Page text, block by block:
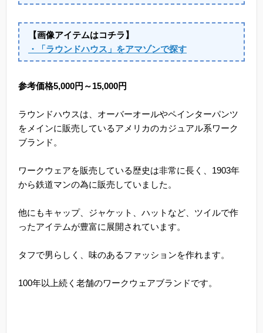
【画像アイテムはコチラ】
・「ラウンドハウス」をアマゾンで探す
参考価格5,000円～15,000円
ラウンドハウスは、オーバーオールやペインターパンツ
をメインに販売しているアメリカのカジュアル系ワーク
ブランド。
ワークウェアを販売している歴史は非常に長く、1903年
から鉄道マンの為に販売していました。
他にもキャップ、ジャケット、ハットなど、ツイルで作
ったアイテムが豊富に展開されています。
タフで男らしく、味のあるファッションを作れます。
100年以上続く老舗のワークウェアブランドです。